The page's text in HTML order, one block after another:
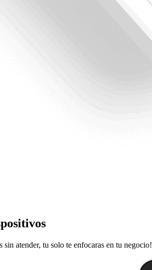
sin atender, tu solo te enfocaras en tu negocio!